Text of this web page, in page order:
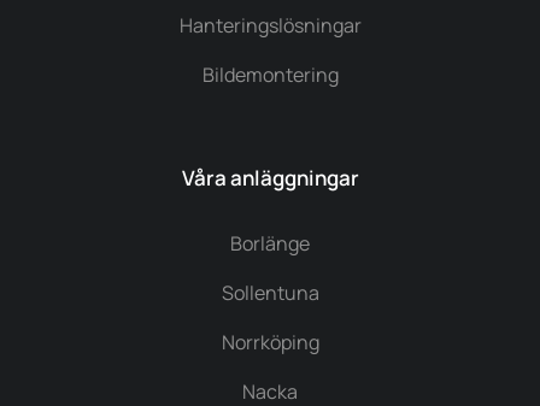
Hanteringslösningar
Bildemontering
Våra anläggningar
Borlänge
Sollentuna
Norrköping
Nacka